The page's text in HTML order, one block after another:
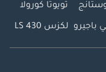
تويوتا كورولا
باجيرو لكزس LS 430